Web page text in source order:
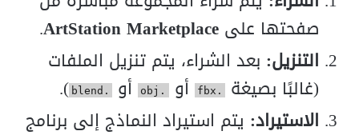
صفحتها على ArtStation Marketplace
.
التنزيل: بعد الشراء، يتم تنزيل الملفات
(غالبًا بصيغة
.fbx أو .obj أو .blend
).
الاستيراد: يتم استيراد النماذج إلى برنامج